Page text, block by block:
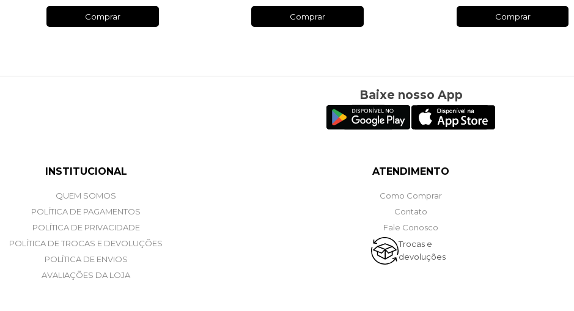
Comprar Comprar Comprar
Baixe nosso App
INSTITUCIONAL
QUEM SOMOS
POLÍTICA DE PAGAMENTOS
POLÍTICA DE PRIVACIDADE
POLÍTICA DE TROCAS E DEVOLUÇÕES
POLÍTICA DE ENVIOS
AVALIAÇÕES DA LOJA
ATENDIMENTO
Como Comprar
Contato
Fale Conosco
Trocas e
devoluções